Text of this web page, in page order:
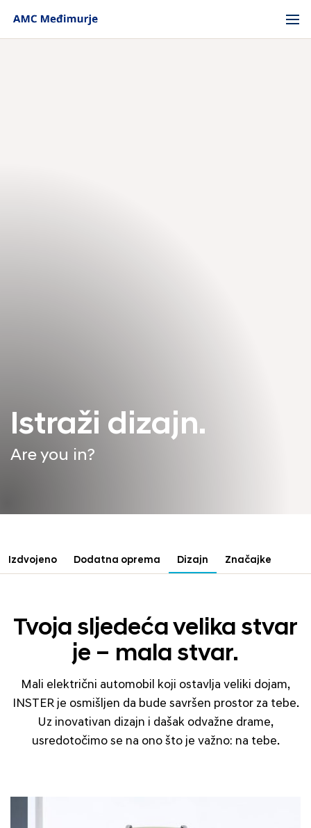
Istraži dizajn.
Are you in?
Izdvojeno Dodatna oprema Dizajn Značajke
Tvoja sljedeća velika stvar
je – mala stvar.
Mali električni automobil koji ostavlja veliki dojam,
INSTER je osmišljen da bude savršen prostor za tebe.
Uz inovativan dizajn i dašak odvažne drame,
usredotočimo se na ono što je važno: na tebe.